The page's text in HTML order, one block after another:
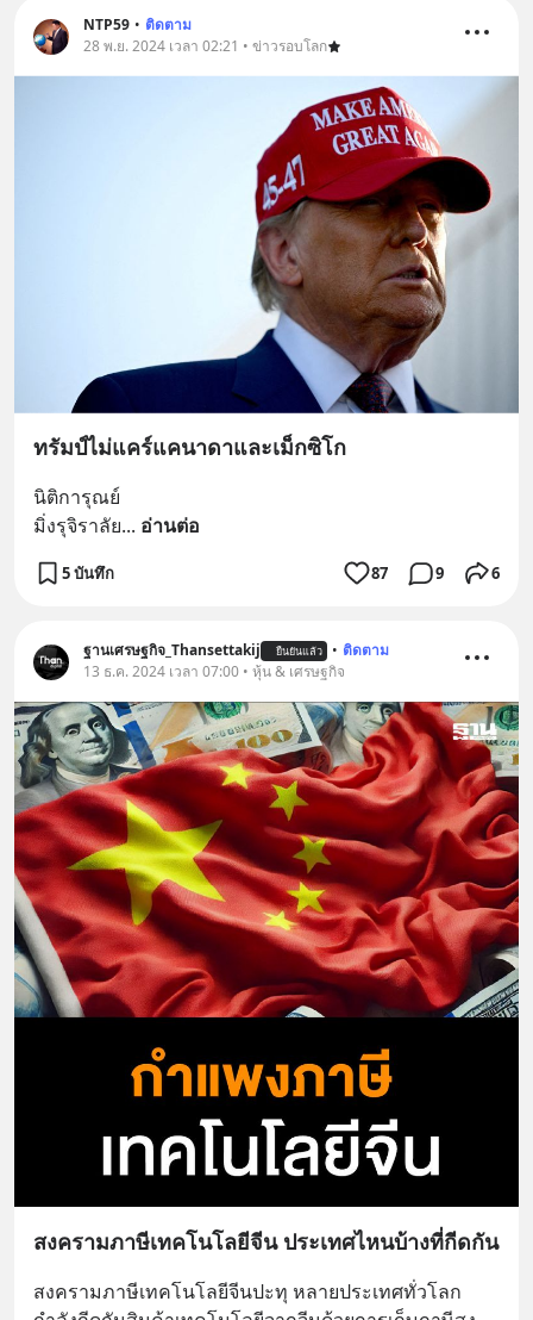
NTP59 • ติดตาม
28 พ.ย. 2024 เวลา 02:21 • ข่าวรอบโลก
ทรัมป์ไม่แคร์แคนาดาและเม็กซิโก
นิติการุณย์
มิ่งรุจิราลัย... อ่านต่อ
5 บันทึก 87 9 6
ฐานเศรษฐกิจ_Thansettakij ยืนยันแล้ว • ติดตาม
13 ธ.ค. 2024 เวลา 07:00 • หุ้น & เศรษฐกิจ
สงครามภาษีเทคโนโลยีจีน ประเทศไหนบ้างที่กีดกัน
สงครามภาษีเทคโนโลยีจีนปะทุ หลายประเทศทั่วโลก